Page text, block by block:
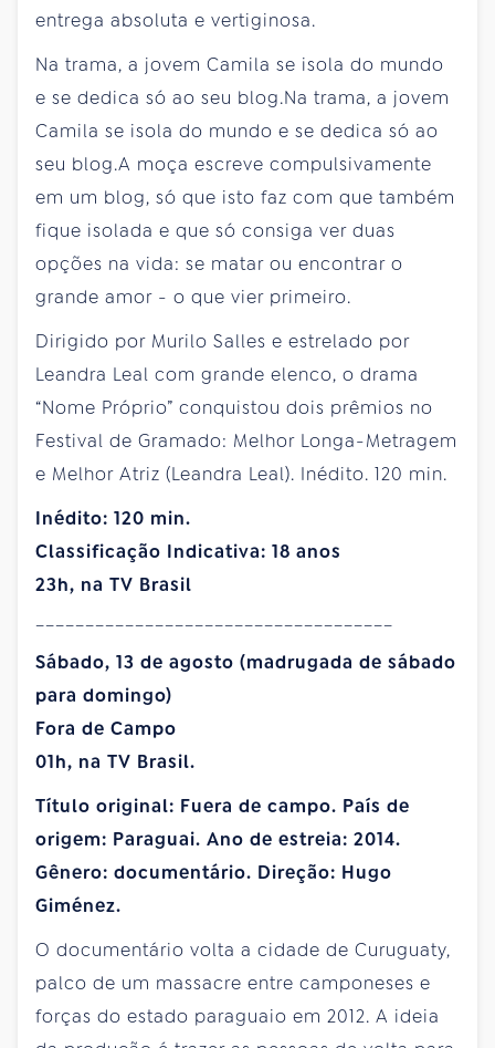
entrega absoluta e vertiginosa.
Na trama, a jovem Camila se isola do mundo
e se dedica só ao seu blog.Na trama, a jovem
Camila se isola do mundo e se dedica só ao
seu blog.A moça escreve compulsivamente
em um blog, só que isto faz com que também
fique isolada e que só consiga ver duas
opções na vida: se matar ou encontrar o
grande amor - o que vier primeiro.
Dirigido por Murilo Salles e estrelado por
Leandra Leal com grande elenco, o drama
“Nome Próprio” conquistou dois prêmios no
Festival de Gramado: Melhor Longa-Metragem
e Melhor Atriz (Leandra Leal). Inédito. 120 min.
Inédito: 120 min.
Classificação Indicativa: 18 anos
23h, na TV Brasil
Sábado, 13 de agosto (madrugada de sábado
para domingo)
Fora de Campo
01h, na TV Brasil.
Título original: Fuera de campo. País de
origem: Paraguai. Ano de estreia: 2014.
Gênero: documentário. Direção: Hugo
Giménez.
O documentário volta a cidade de Curuguaty,
palco de um massacre entre camponeses e
forças do estado paraguaio em 2012. A ideia